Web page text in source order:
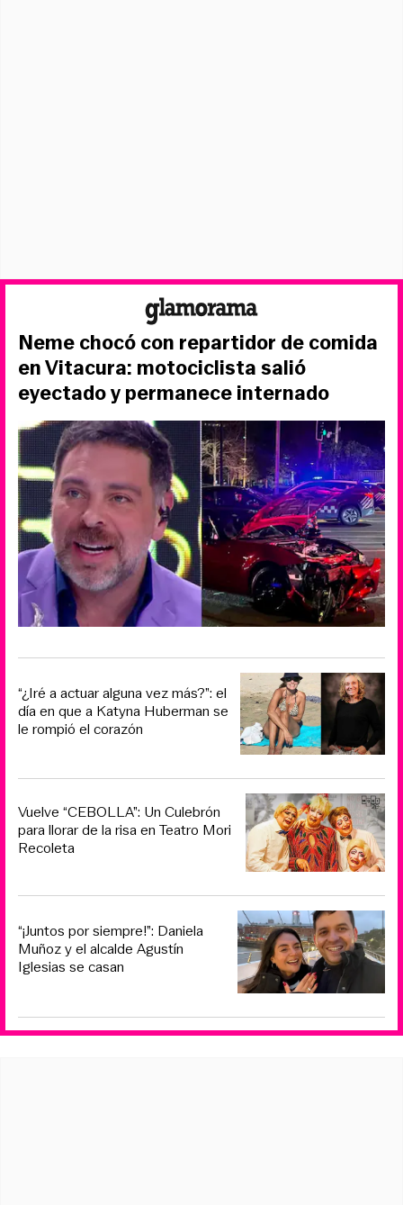
Neme chocó con repartidor de comida
en Vitacura: motociclista salió
eyectado y permanece internado
“¿Iré a actuar alguna vez más?”: el
día en que a Katyna Huberman se
le rompió el corazón
Vuelve “CEBOLLA”: Un Culebrón
para llorar de la risa en Teatro Mori
Recoleta
“¡Juntos por siempre!”: Daniela
Muñoz y el alcalde Agustín
Iglesias se casan